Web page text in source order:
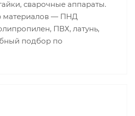
сварочные аппараты.
материалов — ПНД
ПВХ, латунь,
подбор по